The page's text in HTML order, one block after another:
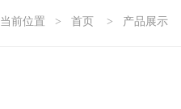
当前位置 > 首页 > 产品展示